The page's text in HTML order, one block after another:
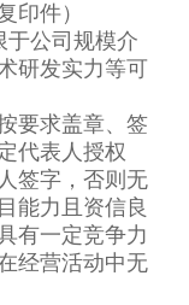
印件）
于公司规模介
研发实力等可
要求盖章、签
代表人授权
签字，否则无
能力且资信良
有一定竞争力
经营活动中无